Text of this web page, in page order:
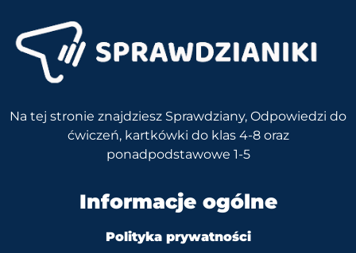
Na tej stronie znajdziesz Sprawdziany, Odpowiedzi do
ćwiczeń, kartkówki do klas 4-8 oraz
ponadpodstawowe 1-5
Informacje ogólne
Polityka prywatności